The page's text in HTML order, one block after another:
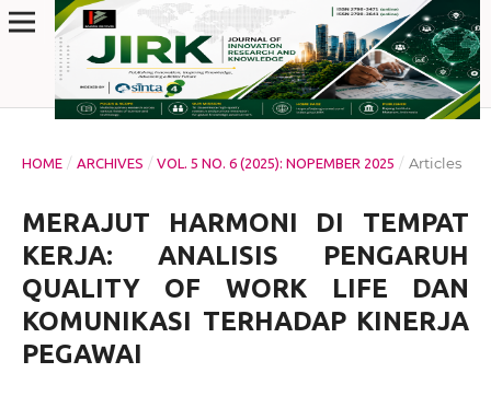
HOME / ARCHIVES / VOL. 5 NO. 6 (2025): NOPEMBER 2025 / Articles
MERAJUT HARMONI DI TEMPAT
KERJA: ANALISIS PENGARUH
QUALITY OF WORK LIFE DAN
KOMUNIKASI TERHADAP KINERJA
PEGAWAI